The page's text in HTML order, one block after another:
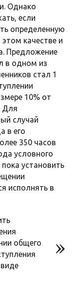
Однако
если
определенную
этом качестве и
Предложение
в одном из
стал 1
10% от
Для
случай
в его
350 часов
условного
установить
исполнять в
общего